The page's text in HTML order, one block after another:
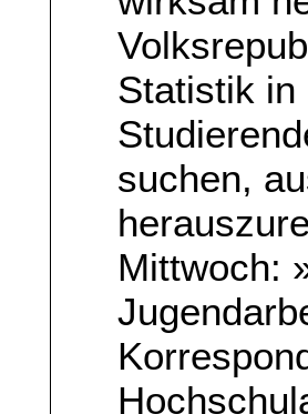
Statistik in
suchen,
Mittwoch: